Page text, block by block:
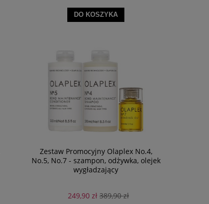
DO KOSZYKA
Zestaw Promocyjny Olaplex No.4,
No.5, No.7 - szampon, odżywka, olejek
wygładzający
249,90 zł 389,90 zł